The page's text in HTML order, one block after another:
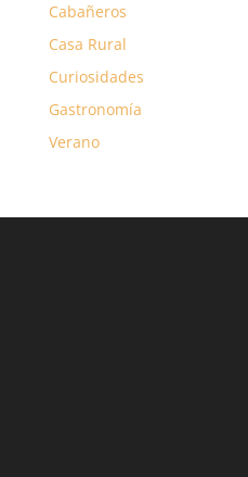
Cabañeros
Casa Rural
Curiosidades
Gastronomía
Verano